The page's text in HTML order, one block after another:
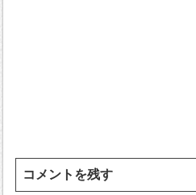
コメントを残す